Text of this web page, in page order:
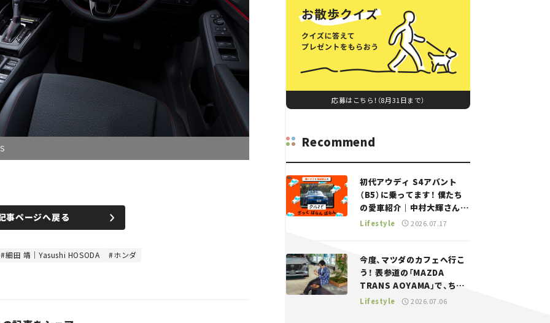
事ページへ戻る
細田 靖｜Yasushi HOSODA ホンダ
応募はこちら！（8月31日まで）
Recommend
初代アウディ S4アバント
（B5）に乗ってます！ 僕たち
の愛車紹介｜中村大輝さん
——瀬イオナと嶋田智之の
Lifestyle 2026.07.17
今度、マツダのカフェへ行こ
う！ 表参道の「MAZDA
TRANS AOYAMA」で、ちょ
っとひと息。——連載｜CCG
Lifestyle 2026.07.06